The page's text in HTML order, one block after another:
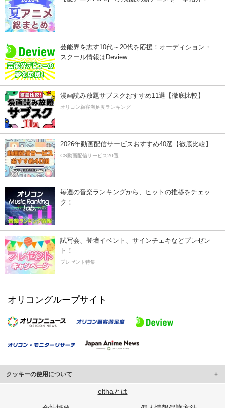
芸能界を志す10代～20代を応援！オーディション・
スクール情報はDeview
漫画読み放題サブスクおすすめ11選【徹底比較】
オリコン顧客満足度ランキング
2026年動画配信サービスおすすめ40選【徹底比較】
CS動画配信サービス20選
毎週の音楽ランキングから、ヒットの推移をチェッ
ク！
試写会、登壇イベント、サインチェキなどプレゼン
ト！
プレゼント特集
オリコングループサイト
クッキーの使用について
このサイトでは Cookie を使用して、ユーザーに合わせたコンテンツや広告の
elthaとは